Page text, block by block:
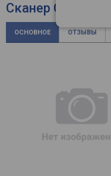
Сканер Canon
ОСНОВНОЕ ОТЗЫВЫ